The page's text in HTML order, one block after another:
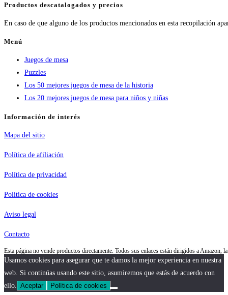
Productos descatalogados y precios
En caso de que alguno de los productos mencionados en esta recopilación
Menú
Juegos de mesa
Puzzles
Los 50 mejores juegos de mesa de la historia
Los 20 mejores juegos de mesa para niños y niñas
Información de interés
Mapa del sitio
Política de afiliación
Política de privacidad
Política de cookies
Aviso legal
Contacto
Esta página no vende productos directamente. Todos sus enlaces están dirigidos a
Usamos cookies para asegurar que te damos la mejor experiencia en nuestra
web. Si continúas usando este sitio, asumiremos que estás de acuerdo con
ello. Aceptar Política de cookies